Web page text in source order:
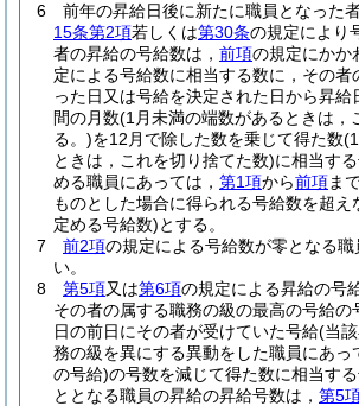
6
前年の昇給日後に新たに職員となった
15条第2項若しくは第30条の規定により
者の昇給の号給数は， 前項の規定にかか
定による号給数に相当する数に，その者
った日又は号給を決定された日から昇給
間の月数(1月未満の端数があるときは，
る。)を12月で除した数を乗じて得た数
ときは，これを切り捨てた数)に相当す
める職員にあっては， 第1項から前項ま
ものとした場合に得られる号給数を超え
定める号給数)とする。
7
前2項の規定による号給数が零となる職
い。
8
第5項又は第6項の規定による昇給の号
その者の属する職務の級の最高の号給の
日の前日にその者が受けていた号給(当
務の級を異にする異動をした職員にあっ
の号給)の号数を減じて得た数に相当す
ととなる職員の昇給の昇給号数は， 第5